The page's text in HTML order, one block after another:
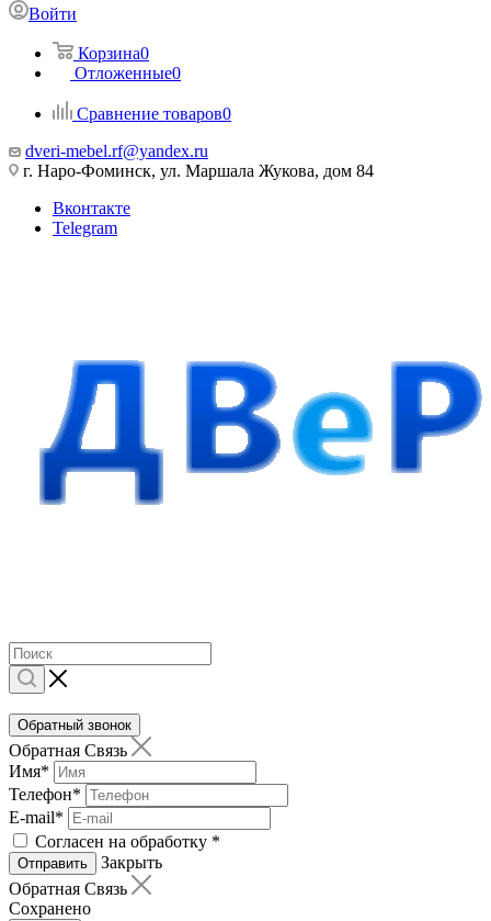
Войти
Корзина0
Отложенные0
Сравнение товаров0
dveri-mebel.rf@yandex.ru
г. Наро-Фоминск, ул. Маршала Жукова, дом 84
Вконтакте
Telegram
Обратный звонок
Обратная Связь
Имя*
Телефон*
E-mail*
Согласен на обработку *
Отправить
Закрыть
Обратная Связь
Сохранено